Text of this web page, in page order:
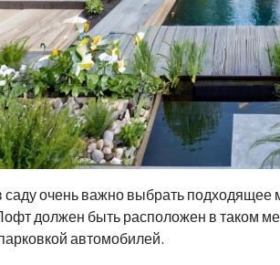
очень важно выбрать подходящее
должен быть расположен в таком
автомобилей.